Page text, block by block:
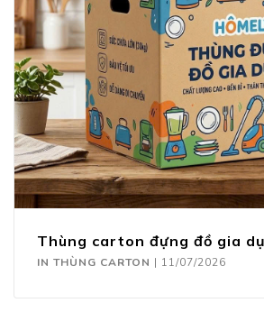
Thùng carton đựng đồ gia
IN THÙNG CARTON | 11/07/2026